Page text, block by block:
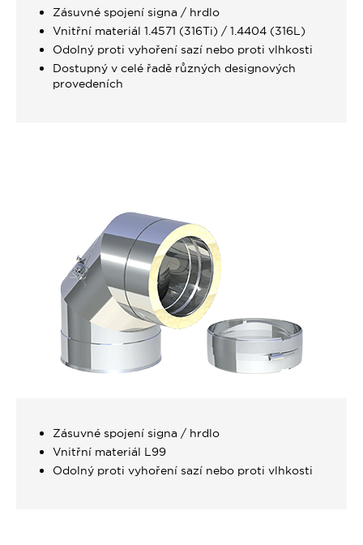
Zásuvné spojení signa / hrdlo
Vnitřní materiál 1.4571 (316Ti) / 1.4404 (316L)
Odolný proti vyhoření sazí nebo proti vlhkosti
Dostupný v celé řadě různých designových
provedeních
Zásuvné spojení signa / hrdlo
Vnitřní materiál L99
Odolný proti vyhoření sazí nebo proti vlhkosti